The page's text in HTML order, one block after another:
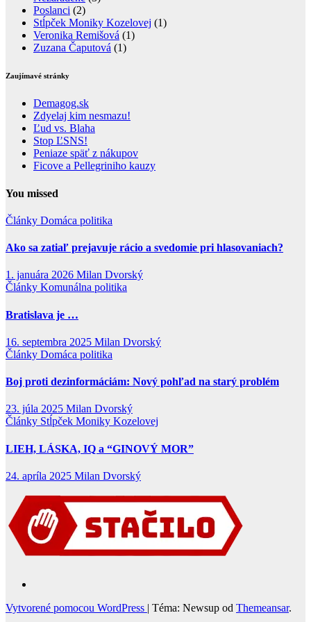
Poslanci (2)
Stĺpček Moniky Kozelovej (1)
Veronika Remišová (1)
Zuzana Čaputová (1)
Zaujímavé stránky
Demagog.sk
Zdyelaj kim nesmazu!
Ľud vs. Blaha
Stop ĽSNS!
Peniaze späť z nákupov
Ficove a Pellegriniho kauzy
You missed
Články Domáca politika
Ako sa zatiaľ prejavuje rácio a svedomie pri hlasovaniach?
1. januára 2026 Milan Dvorský
Články Komunálna politika
Bratislava je …
16. septembra 2025 Milan Dvorský
Články Domáca politika
Boj proti dezinformáciám: Nový pohľad na starý problém
23. júla 2025 Milan Dvorský
Články Stĺpček Moniky Kozelovej
LIEH, LÁSKA, IQ a “GINOVÝ MOR”
24. apríla 2025 Milan Dvorský
Vytvorené pomocou WordPress | Téma: Newsup od Themeansar.